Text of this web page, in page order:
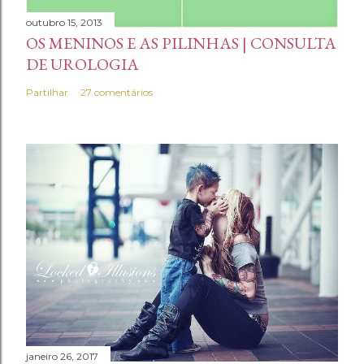
i
o
outubro 15, 2013
OS MENINOS E AS PILINHAS | CONSULTA
DE UROLOGIA
Partilhar 27 comentários
janeiro 26, 2017